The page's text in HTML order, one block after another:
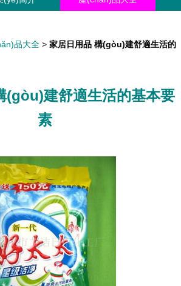
品大全 > 家居日用品 構(gòu)建舒適生活的
(gòu)建舒適生活的基本要
素